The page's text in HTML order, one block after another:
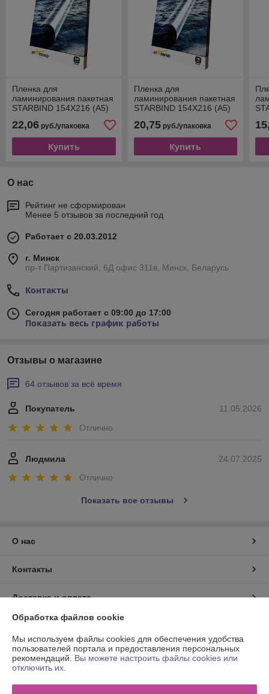
Пленка для
ламинирования пакетная
STARBIND 154X216 (A5)
150 мкм, глянцевая, 100
шт.
22,06 руб./упаковка
Купить
Пленка для
ламинирования пакетная
STARBIND 154X216 (A5)
125 мкм, глянцевая, 100
шт.
20,75руб./упаковка
Купить
шт.
О нас
Рейтинг не сформирован
Менее 5 отзывов за последний год
Работает с 20.03.2012
г. Минск
пр-т Партизанский, 6Д офис 311в, Минск, Беларусь
Контакты
Сегодня работает с 09:00 до 17:00
Показать весь график работы
Отзывы о магазине
64 отзывов за всё время
11.05.2026
Покупатель
Отлично
24.07.2025
Людмила
Отлично
Показать все отзывы
О нас
Контакты
Доставка и оплата
Полная версия сайта
Обработка файлов cookie
Мы используем файлы cookies для обеспечения удобства
пользователей портала и предоставления персональных
рекомендаций. Вы можете настроить файлы cookies или
отключить их.